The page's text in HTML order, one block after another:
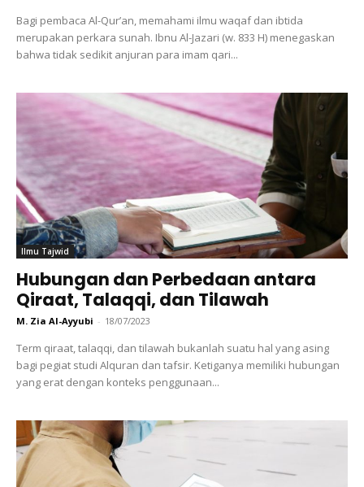
Bagi pembaca Al-Qur’an, memahami ilmu waqaf dan ibtida
merupakan perkara sunah. Ibnu Al-Jazari (w. 833 H) menegaskan
bahwa tidak sedikit anjuran para imam qari...
Ilmu Tajwid
Hubungan dan Perbedaan antara
Qiraat, Talaqqi, dan Tilawah
M. Zia Al-Ayyubi - 18/07/2023
Term qiraat, talaqqi, dan tilawah bukanlah suatu hal yang asing
bagi pegiat studi Alquran dan tafsir. Ketiganya memiliki hubungan
yang erat dengan konteks penggunaan...